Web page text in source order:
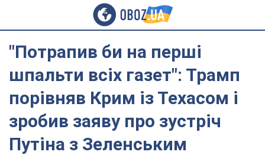
"Потрапив би на перші
шпальти всіх газет": Трамп
порівняв Крим із Техасом і
зробив заяву про зустріч
Путіна з Зеленським